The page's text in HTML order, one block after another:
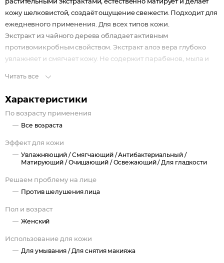
растительными экстрактами, естественно матирует и делает
кожу шелковистой, создаёт ощущение свежести. Подходит для
ежедневного применения. Для всех типов кожи.
Экстракт из чайного дерева обладает активным
противомикробным свойством. Экстракт алоэ вера глубоко
увлажняет и смягчает кожу. Не содержит парабенов, мыла и
Читать все
Характеристики
По возрасту применения
Все возраста
Эффект для кожи
Увлажняющий /Смягчающий /Антибактериальный /
Матирующий /Очищающий /Освежающий / Для гладкости
Решаем проблему на лице
Против шелушения лица
Пол и возраст
Женский
Использование для кожи
Для умывания / Для снятия макияжа